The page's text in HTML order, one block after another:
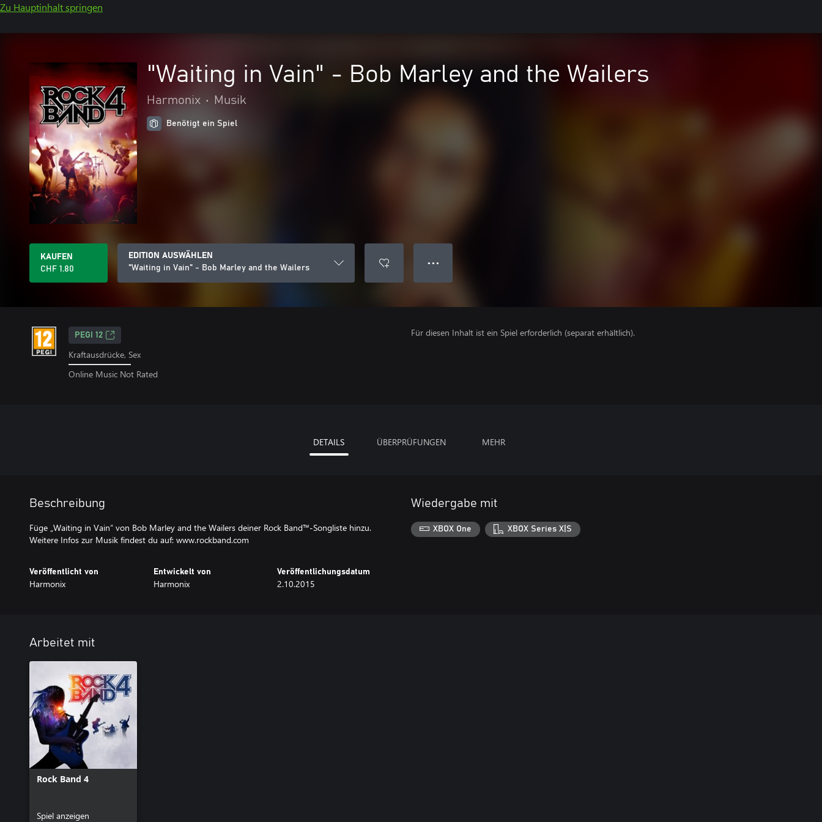
Zu Hauptinhalt springen
"Waiting in Vain" - Bob Marley and the Wailers
Harmonix • Musik
Benötigt ein Spiel
KAUFEN
CHF 1.80
EDITION AUSWÄHLEN
"Waiting in Vain" - Bob Marley and the Wailers
● ● ●
PEGI 12
Kraftausdrücke, Sex
Online Music Not Rated
Für diesen Inhalt ist ein Spiel erforderlich (separat erhältlich).
DETAILS ÜBERPRÜFUNGEN MEHR
Beschreibung
Füge „Waiting in Vain“ von Bob Marley and the Wailers deiner Rock Band™-Songliste hinzu.
Weitere Infos zur Musik findest du auf: www.rockband.com
Veröffentlicht von
Harmonix
Entwickelt von
Harmonix
Veröffentlichungsdatum
2.10.2015
Wiedergabe mit
XBOX One XBOX Series X|S
Arbeitet mit
Rock Band 4
Spiel anzeigen